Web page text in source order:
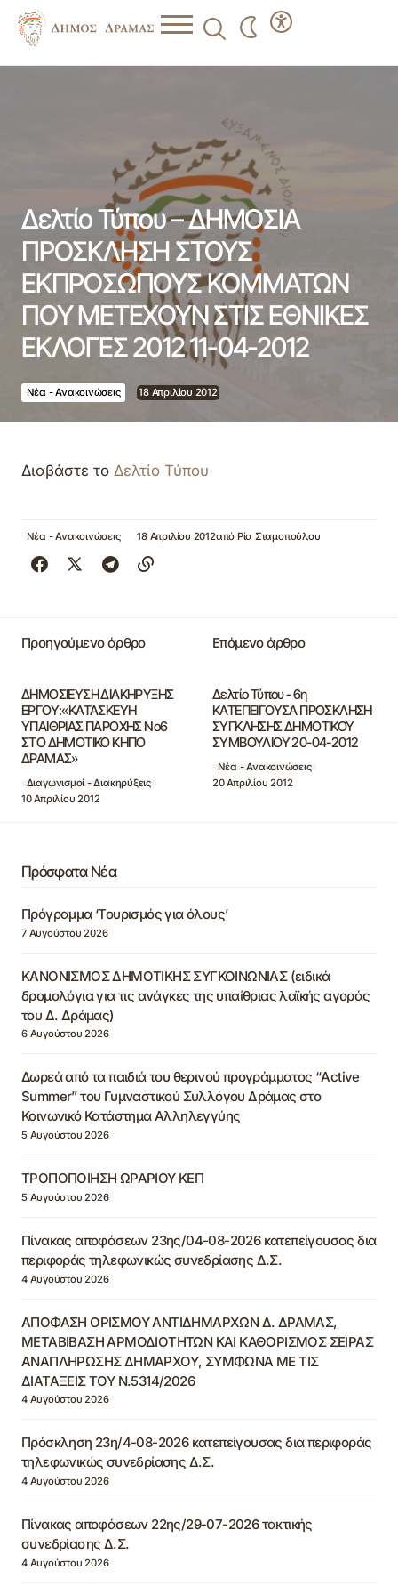
Δελτίο Τύπου – ΔΗΜΟΣΙΑ
ΠΡΟΣΚΛΗΣΗ ΣΤΟΥΣ
ΕΚΠΡΟΣΩΠΟΥΣ ΚΟΜΜΑΤΩΝ
ΠΟΥ ΜΕΤΕΧΟΥΝ ΣΤΙΣ ΕΘΝΙΚΕΣ
ΕΚΛΟΓΕΣ 2012 11-04-2012
Νέα - Ανακοινώσεις 18 Απριλίου 2012
Διαβάστε το Δελτίο Τύπου
Νέα - Ανακοινώσεις 18 Απριλίου 2012από Ρία Σταμοπούλου
Προηγούμενο άρθρο
ΔΗΜΟΣΙΕΥΣΗ ΔΙΑΚΗΡΥΞΗΣ
ΕΡΓΟΥ:«ΚΑΤΑΣΚΕΥΗ
ΥΠΑΙΘΡΙΑΣ ΠΑΡΟΧΗΣ Νο6
ΣΤΟ ΔΗΜΟΤΙΚΟ ΚΗΠΟ
ΔΡΑΜΑΣ»
Διαγωνισμοί - Διακηρύξεις
10 Απριλίου 2012
Επόμενο άρθρο
Δελτίο Τύπου - 6η
ΚΑΤΕΠΕΙΓΟΥΣΑ ΠΡΟΣΚΛΗΣΗ
ΣΥΓΚΛΗΣΗΣ ΔΗΜΟΤΙΚΟΥ
ΣΥΜΒΟΥΛΙΟΥ 20-04-2012
Νέα - Ανακοινώσεις
20 Απριλίου 2012
Πρόσφατα Νέα
Πρόγραμμα ‘Τουρισμός για όλους’
7 Αυγούστου 2026
ΚΑΝΟΝΙΣΜΟΣ ΔΗΜΟΤΙΚΗΣ ΣΥΓΚΟΙΝΩΝΙΑΣ (ειδικά
δρομολόγια για τις ανάγκες της υπαίθριας λαϊκής αγοράς
του Δ. Δράμας)
6 Αυγούστου 2026
Δωρεά από τα παιδιά του θερινού προγράμματος “Active
Summer” του Γυμναστικού Συλλόγου Δράμας στο
Κοινωνικό Κατάστημα Αλληλεγγύης
5 Αυγούστου 2026
ΤΡΟΠΟΠΟΙΗΣΗ ΩΡΑΡΙΟΥ ΚΕΠ
5 Αυγούστου 2026
Πίνακας αποφάσεων 23ης/04-08-2026 κατεπείγουσας δια
περιφοράς τηλεφωνικώς συνεδρίασης Δ.Σ.
4 Αυγούστου 2026
ΑΠΟΦΑΣΗ ΟΡΙΣΜΟΥ ΑΝΤΙΔΗΜΑΡΧΩΝ Δ. ΔΡΑΜΑΣ,
ΜΕΤΑΒΙΒΑΣΗ ΑΡΜΟΔΙΟΤΗΤΩΝ ΚΑΙ ΚΑΘΟΡΙΣΜΟΣ ΣΕΙΡΑΣ
ΑΝΑΠΛΗΡΩΣΗΣ ΔΗΜΑΡΧΟΥ, ΣΥΜΦΩΝΑ ΜΕ ΤΙΣ
ΔΙΑΤΑΞΕΙΣ ΤΟΥ Ν.5314/2026
4 Αυγούστου 2026
Πρόσκληση 23η/4-08-2026 κατεπείγουσας δια περιφοράς
τηλεφωνικώς συνεδρίασης Δ.Σ.
4 Αυγούστου 2026
Πίνακας αποφάσεων 22ης/29-07-2026 τακτικής
συνεδρίασης Δ.Σ.
4 Αυγούστου 2026